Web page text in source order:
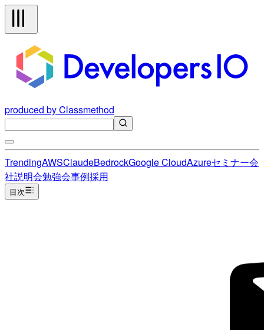
produced by Classmethod
TrendingAWSClaudeBedrockGoogle CloudAzureセミナー会
社説明会勉強会事例採用
目次